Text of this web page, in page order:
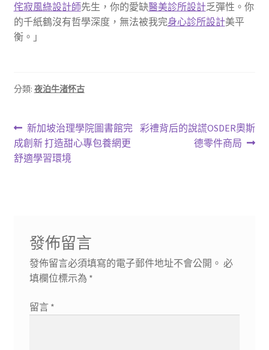
侘寂風綠設計師先生，你的愛缺醫美診所設計乏彈性。你
的千紙鶴沒有哲學深度，無法被我完身心診所設計美平
衡。」
分類: 夜泊牛渚怀古
文
章
上
一
篇
新加坡治理學院圖書館完
成創新 打造甜心專包養網更
舒適學習環境
下
彩禮背后的說謊OSDER奧斯
德零件商局
發佈留言
發佈留言必須填寫的電子郵件地址不會公開。 必
填欄位標示為 *
留言 *